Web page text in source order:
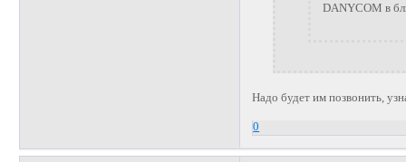
DANYCOM в
Надо будет им позвонить,
0